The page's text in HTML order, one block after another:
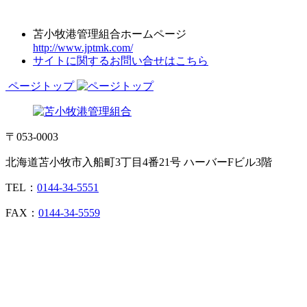
苫小牧港管理組合ホームページ
http://www.jptmk.com/
サイトに関するお問い合せはこちら
ページトップ
〒053-0003
北海道苫小牧市入船町3丁目4番21号 ハーバーFビル3階
TEL： 0144-34-5551
FAX： 0144-34-5559